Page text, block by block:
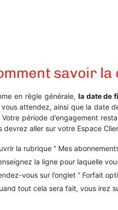
savoir la
en règle générale, la date de
attendez, ainsi que la date
période d’engagement
devrez aller sur votre Espace
la rubrique ” Mes
la ligne pour laquelle
vous sur l’onglet ” Forfait
tout cela sera fait, vous irez